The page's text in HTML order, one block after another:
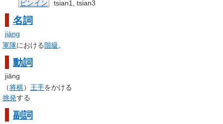
ピンイン tsian1, tsian3
名詞
jiàng
軍隊における階級 。
動詞
jiāng
（将棋） 王手をかける
挑発する
副詞